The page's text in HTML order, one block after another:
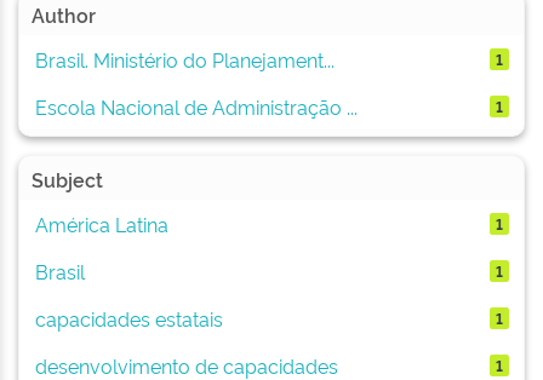
Author
Brasil. Ministério do Planejament...
1
Escola Nacional de Administração ... 1
Subject
América Latina
1
Brasil 1
capacidades estatais 1
desenvolvimento de capacidades 1